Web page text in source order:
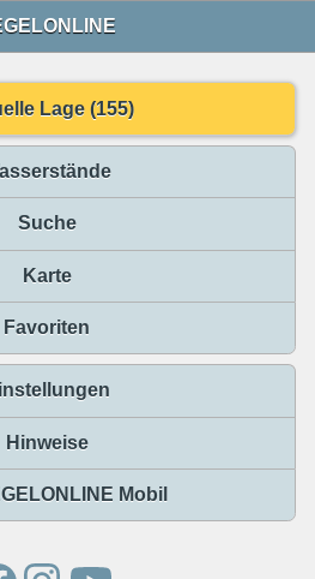
Lage (155)
Suche
Karte
Favoriten
Hinweise
Mobil